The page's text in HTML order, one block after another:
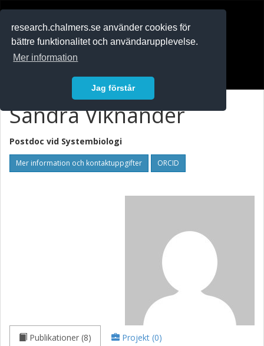
research.chalmers.se använder cookies för
bättre funktionalitet och användarupplevelse.
Mer information
Jag förstår
Sandra Viknander
Postdoc vid Systembiologi
Mer information och kontaktuppgifter ORCID
Publikationer (8) Projekt (0)